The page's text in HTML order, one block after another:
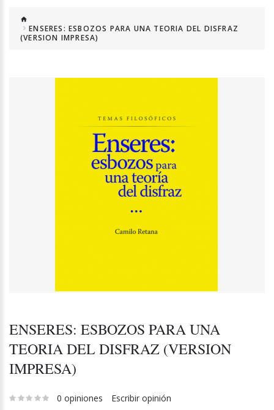
ENSERES: ESBOZOS PARA UNA TEORIA DEL DISFRAZ
(VERSION IMPRESA)
ENSERES: ESBOZOS PARA UNA
TEORIA DEL DISFRAZ (VERSION
IMPRESA)
0 opiniones Escribir opinión